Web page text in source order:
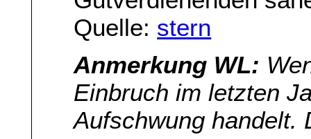
Quelle: stern
Anmerkung WL:
Einbruch im letzten
Aufschwung handelt.